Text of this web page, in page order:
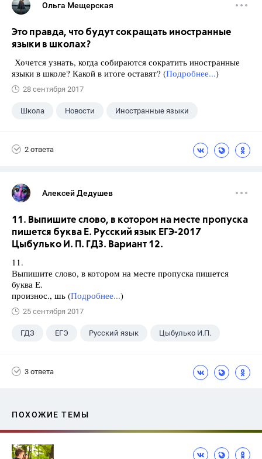
Ольга Мещерская
Это правда, что будут сокращать иностранные
языки в школах?
Хочется узнать, когда собираются сократить иностранные
языки в школе? Какой в итоге оставят? (Подробнее...)
28 сентября 2017
Школа Новости Иностранные языки
2 ответа
Алексей Дедушев
11. Выпишите слово, в котором на месте пропуска
пишется буква Е. Русский язык ЕГЭ-2017
Цыбулько И. П. ГДЗ. Вариант 12.
11.
Выпишите слово, в котором на месте пропуска пишется
буква Е.
произнос., шь (Подробнее...)
25 сентября 2017
ГДЗ ЕГЭ Русский язык Цыбулько И.П.
3 ответа
ПОХОЖИЕ ТЕМЫ